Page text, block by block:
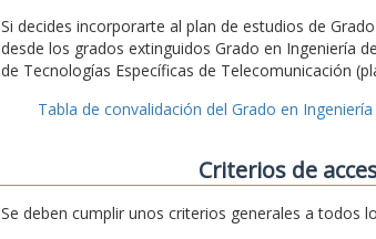
Si decides incorporarte al plan de estudios de
desde los grados extinguidos Grado en Ingeniería
de Tecnologías Específicas de Telecomunicación
Tabla de convalidación del Grado en
Criterios de
Se deben cumplir unos criterios generales a todos